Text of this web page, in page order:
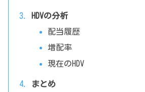
HDVの分析
配当履歴
増配率
現在のHDV
まとめ